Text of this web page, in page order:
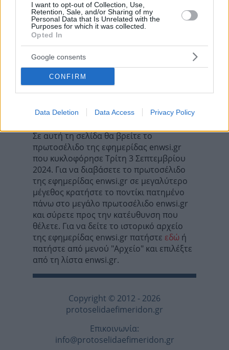
I want to opt-out of Collection, Use,
Retention, Sale, and/or Sharing of my
Personal Data that Is Unrelated with the
Purposes for which it was collected.
Opted In
Google consents
CONFIRM
Data Deletion Data Access Privacy Policy
Προηγούμενη
Metrosport
Επόμενη
Πατρίς Σπορ
όλους προσωρινά!
Σε αυτή τη σελίδα θα βρείτε το
πρωτοσέλιδο της εφημερίδας enwsi.gr
που κυκλοφόρησε Τρίτη 3 Σεπτεμβρίου
2024. Για να διαβάσετε το πρωτοσέλιδο
της εφημερίδας enwsi.gr σε μεγαλύτερο
μέγεθος κρατήστε το ποντίκι πατημένο
πάνω στο μεγάλο πρωτοσέλιδο enwsi.gr
και σύρετε προς την κατέυθυνση που
θέλετε. Για να δείτε το ιστορικό αρχείο
της εφημερίδας enwsi.gr πατήστε εδώ ή
πατήστε από μενού "Αρχείο" και επιλέξτε
από τη λίστα enwsi.gr.
Copyright © 2012 - 2026
protoselidaefimeridon.gr
Επικοινωνία:
info@protoselidaefimeridon.gr